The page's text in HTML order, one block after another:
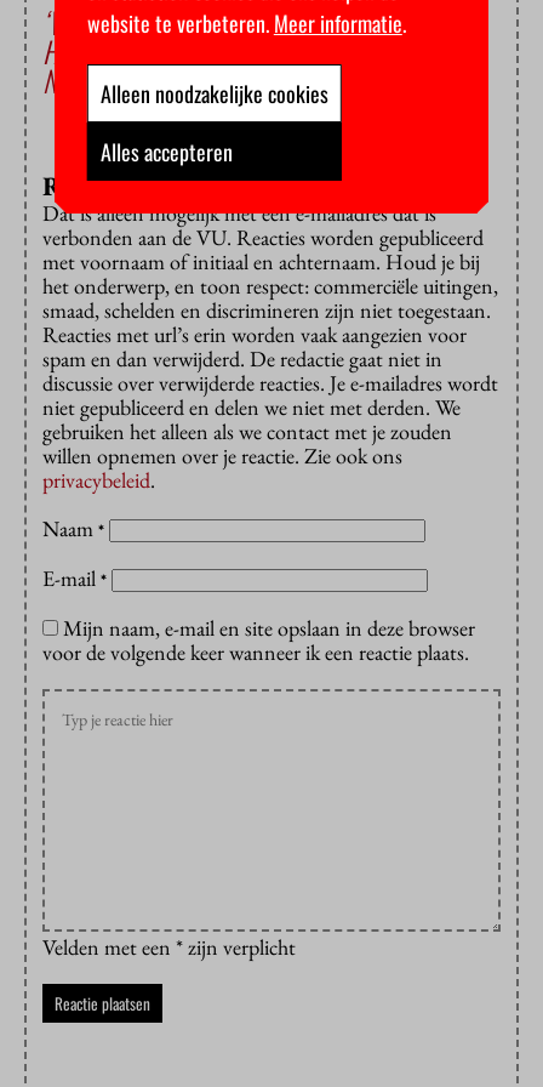
‘VU heeft last van witte, westerse blik’
Hoe diverser, hoe beter
Nieuwkomers doen het goed
Reageren?
Dat is alleen mogelijk met een e-mailadres dat is
verbonden aan de VU. Reacties worden gepubliceerd
met voornaam of initiaal en achternaam. Houd je bij
het onderwerp, en toon respect: commerciële uitingen,
smaad, schelden en discrimineren zijn niet toegestaan.
Reacties met url’s erin worden vaak aangezien voor
spam en dan verwijderd. De redactie gaat niet in
discussie over verwijderde reacties. Je e-mailadres wordt
niet gepubliceerd en delen we niet met derden. We
gebruiken het alleen als we contact met je zouden
willen opnemen over je reactie. Zie ook ons
privacybeleid.
Naam *
E-mail *
Mijn naam, e-mail en site opslaan in deze browser
voor de volgende keer wanneer ik een reactie plaats.
Velden met een * zijn verplicht
website te verbeteren.Meer informatie.
Alleen noodzakelijke cookies
Alles accepteren